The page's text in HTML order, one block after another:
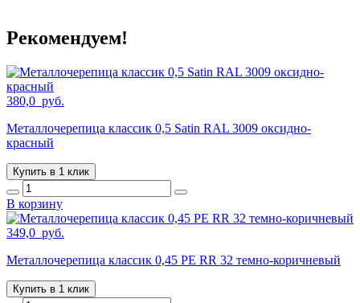
Рекомендуем!
380,0 руб.
Металлочерепица классик 0,5 Satin RAL 3009 оксидно-
красный
Купить в 1 клик
В корзину
349,0 руб.
Металлочерепица классик 0,45 PE RR 32 темно-коричневый
Купить в 1 клик